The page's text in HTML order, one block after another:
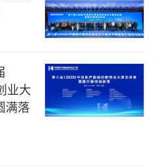
为整个体外诊断领域的
中国医疗器械创新创业
类别赛共产了一等
8 名，优胜
业大
满落